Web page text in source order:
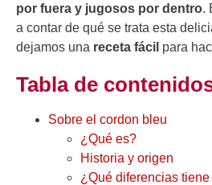
por fuera y jugosos por dentro.
a contar de qué se trata esta
dejamos una receta fácil para
Tabla de
Sobre el cordon bleu
¿Qué es?
Historia y origen
¿Qué diferencias